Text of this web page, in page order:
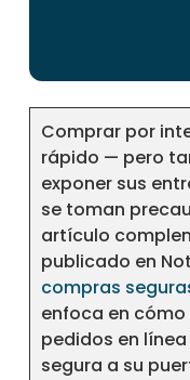
Comprar por
rápido — pero
exponer sus
se toman
artículo
publicado en
compras
enfoca en
pedidos en
segura a su